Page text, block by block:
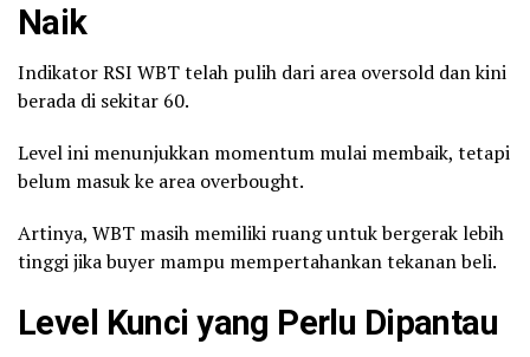
Naik
Indikator RSI WBT telah pulih dari area oversold dan kini
berada di sekitar 60.
Level ini menunjukkan momentum mulai membaik, tetapi
belum masuk ke area overbought.
Artinya, WBT masih memiliki ruang untuk bergerak lebih
tinggi jika buyer mampu mempertahankan tekanan beli.
Level Kunci yang Perlu Dipantau